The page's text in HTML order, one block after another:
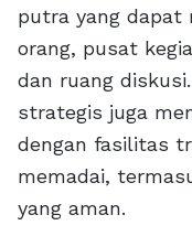
putra yang dapat
orang, pusat
dan ruang
strategis juga
dengan fasilitas
memadai,
yang aman.